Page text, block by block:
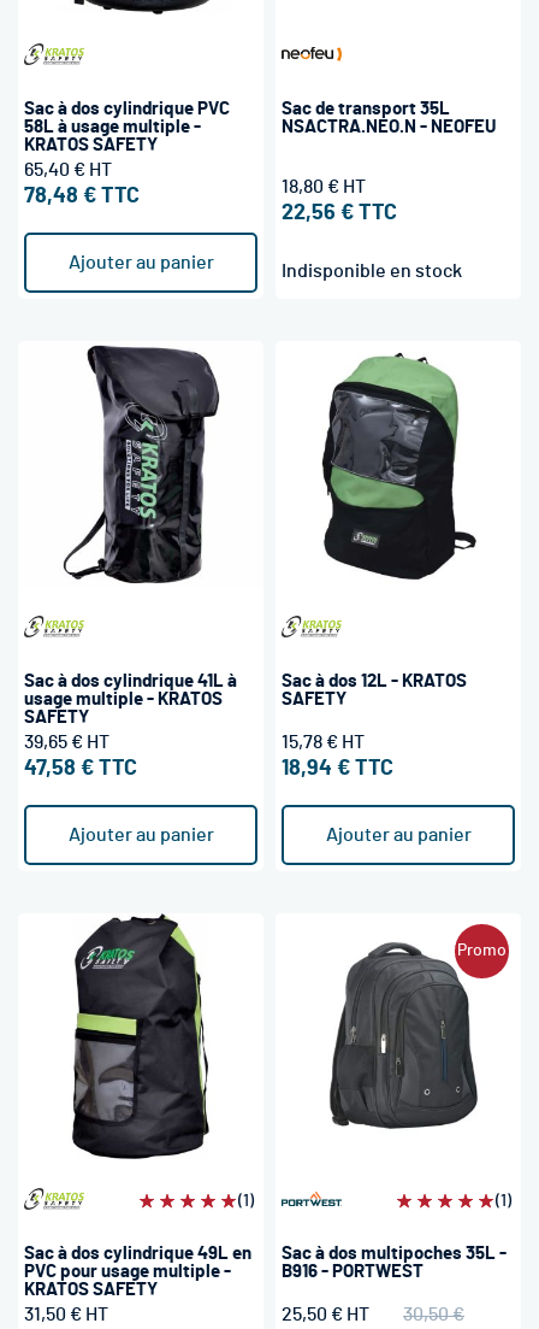
Sac à dos cylindrique PVC
58L à usage multiple -
KRATOS SAFETY
78,48 €
65,40 €
Ajouter au panier
Sac de transport 35L
NSACTRA.NEO.N - NEOFEU
22,56 €
18,80 €
Indisponible en stock
Sac à dos cylindrique 41L à
usage multiple - KRATOS
SAFETY
47,58 €
39,65 €
Ajouter au panier
Sac à dos 12L - KRATOS
SAFETY
18,94 €
15,78 €
Ajouter au panier
Évaluation:(1)
Sac à dos cylindrique 49L en
PVC pour usage multiple -
KRATOS SAFETY
31,50 €
Promo
Évaluation:(1)
Sac à dos multipoches 35L -
B916 - PORTWEST
25,50 €
30,50 €